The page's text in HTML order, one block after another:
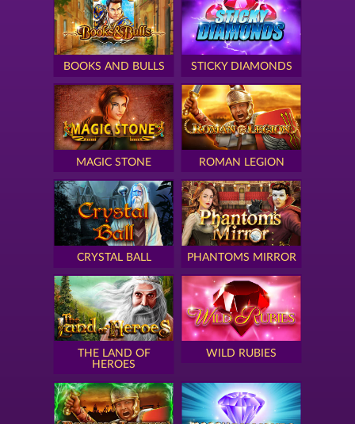
BOOKS AND BULLS STICKY DIAMONDS
MAGIC STONE ROMAN LEGION
CRYSTAL BALL PHANTOMS MIRROR
THE LAND OF
HEROES
WILD RUBIES